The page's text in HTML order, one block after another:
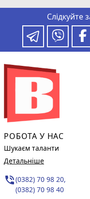
РОБОТА У НАС
Шукаєм таланти
Детальніше
phone_in_talk(0382) 70 98 20,
(0382) 70 98 40